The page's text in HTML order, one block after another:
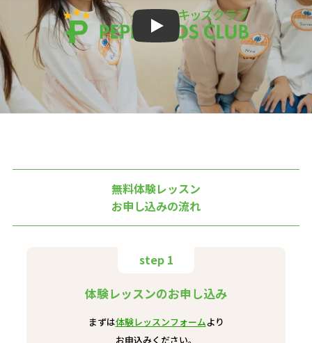
Play
無料体験レッスン
お申し込みの流れ
step 1
体験レッスンのお申し込み
まずは体験レッスンフォームより
お申込みください。